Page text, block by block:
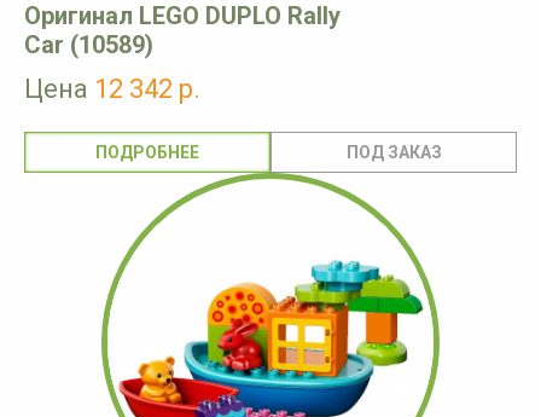
Оригинал LEGO DUPLO Rally
Car (10589)
Цена 12 342 р.
ПОДРОБНЕЕ